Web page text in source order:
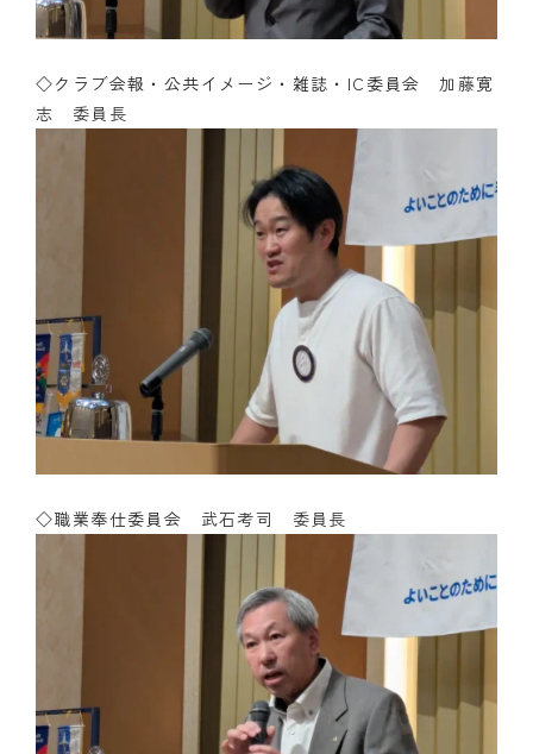
◇クラブ会報・公共イメージ・雑誌・IC委員会 加藤寛
志 委員長
◇職業奉仕委員会 武石考司 委員長